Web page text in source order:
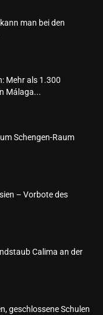
man bei den
Mehr als 1.300
Málaga...
Schengen-Raum
– Vorbote des
Calima an der
geschlossene Schulen